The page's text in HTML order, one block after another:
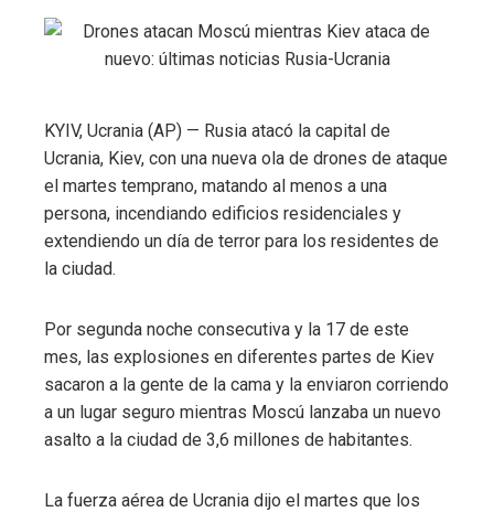
KYIV, Ucrania (AP) — Rusia atacó la capital de
Ucrania, Kiev, con una nueva ola de drones de ataque
el martes temprano, matando al menos a una
persona, incendiando edificios residenciales y
extendiendo un día de terror para los residentes de
la ciudad.
Por segunda noche consecutiva y la 17 de este
mes, las explosiones en diferentes partes de Kiev
sacaron a la gente de la cama y la enviaron corriendo
a un lugar seguro mientras Moscú lanzaba un nuevo
asalto a la ciudad de 3,6 millones de habitantes.
La fuerza aérea de Ucrania dijo el martes que los